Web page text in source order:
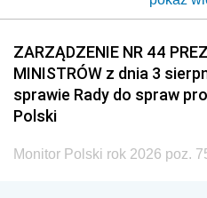
2014 2013
2011 2010
2008 2007
2005
ZARZĄDZENIE NR 44
MINISTRÓW z dnia 3
sprawie Rady do spraw
Polski
Monitor Polski rok 2026 poz.